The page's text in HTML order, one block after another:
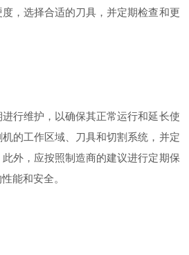
，选择合适的刀具，并定期检查和更
维护，以确保其正常运行和延长使
的工作区域、刀具和切割系统，并定
外，应按照制造商的建议进行定期保
能和安全。